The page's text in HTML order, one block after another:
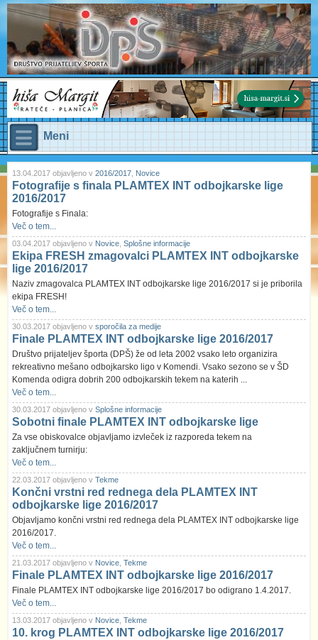
Meni
13.04.2017 objavljeno v 2016/2017 Novice
Fotografije s finala PLAMTEX INT odbojkarske lige
2016/2017
Fotografije s Finala:
Več o tem...
03.04.2017 objavljeno v Novice Splošne informacije
Ekipa FRESH zmagovalci PLAMTEX INT odbojkarske
lige 2016/2017
Naziv zmagovalca PLAMTEX INT odbojkarske lige 2016/2017 si je priborila
ekipa FRESH!
Več o tem...
30.03.2017 objavljeno v sporočila za medije
Finale PLAMTEX INT odbojkarske lige 2016/2017
Društvo prijateljev športa (DPŠ) že od leta 2002 vsako leto organizira
rekreativno mešano odbojkarsko ligo v Komendi. Vsako sezono se v ŠD
Komenda odigra dobrih 200 odbojkarskih tekem na katerih ...
Več o tem...
30.03.2017 objavljeno v Splošne informacije
Sobotni finale PLAMTEX INT odbojkarske lige
Za vse obiskovalce objavljamo izvleček iz razporeda tekem na
zaključnem turnirju:
Več o tem...
22.03.2017 objavljeno v Tekme
Končni vrstni red rednega dela PLAMTEX INT
odbojkarske lige 2016/2017
Objavljamo končni vrstni red rednega dela PLAMTEX INT odbojkarske lige
2016/2017.
Več o tem...
21.03.2017 objavljeno v Novice Tekme
Finale PLAMTEX INT odbojkarske lige 2016/2017
Finale PLAMTEX INT odbojkarske lige 2016/2017 bo odigrano 1.4.2017.
Več o tem...
13.03.2017 objavljeno v Novice Tekme
10. krog PLAMTEX INT odbojkarske lige 2016/2017